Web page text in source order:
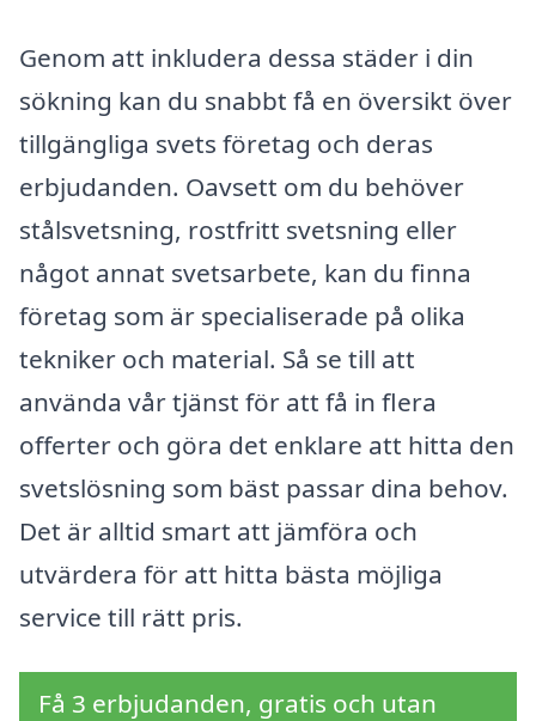
Genom att inkludera dessa städer i din
sökning kan du snabbt få en översikt över
tillgängliga svets företag och deras
erbjudanden. Oavsett om du behöver
stålsvetsning, rostfritt svetsning eller
något annat svetsarbete, kan du finna
företag som är specialiserade på olika
tekniker och material. Så se till att
använda vår tjänst för att få in flera
offerter och göra det enklare att hitta den
svetslösning som bäst passar dina behov.
Det är alltid smart att jämföra och
utvärdera för att hitta bästa möjliga
service till rätt pris.
Få 3 erbjudanden, gratis och utan